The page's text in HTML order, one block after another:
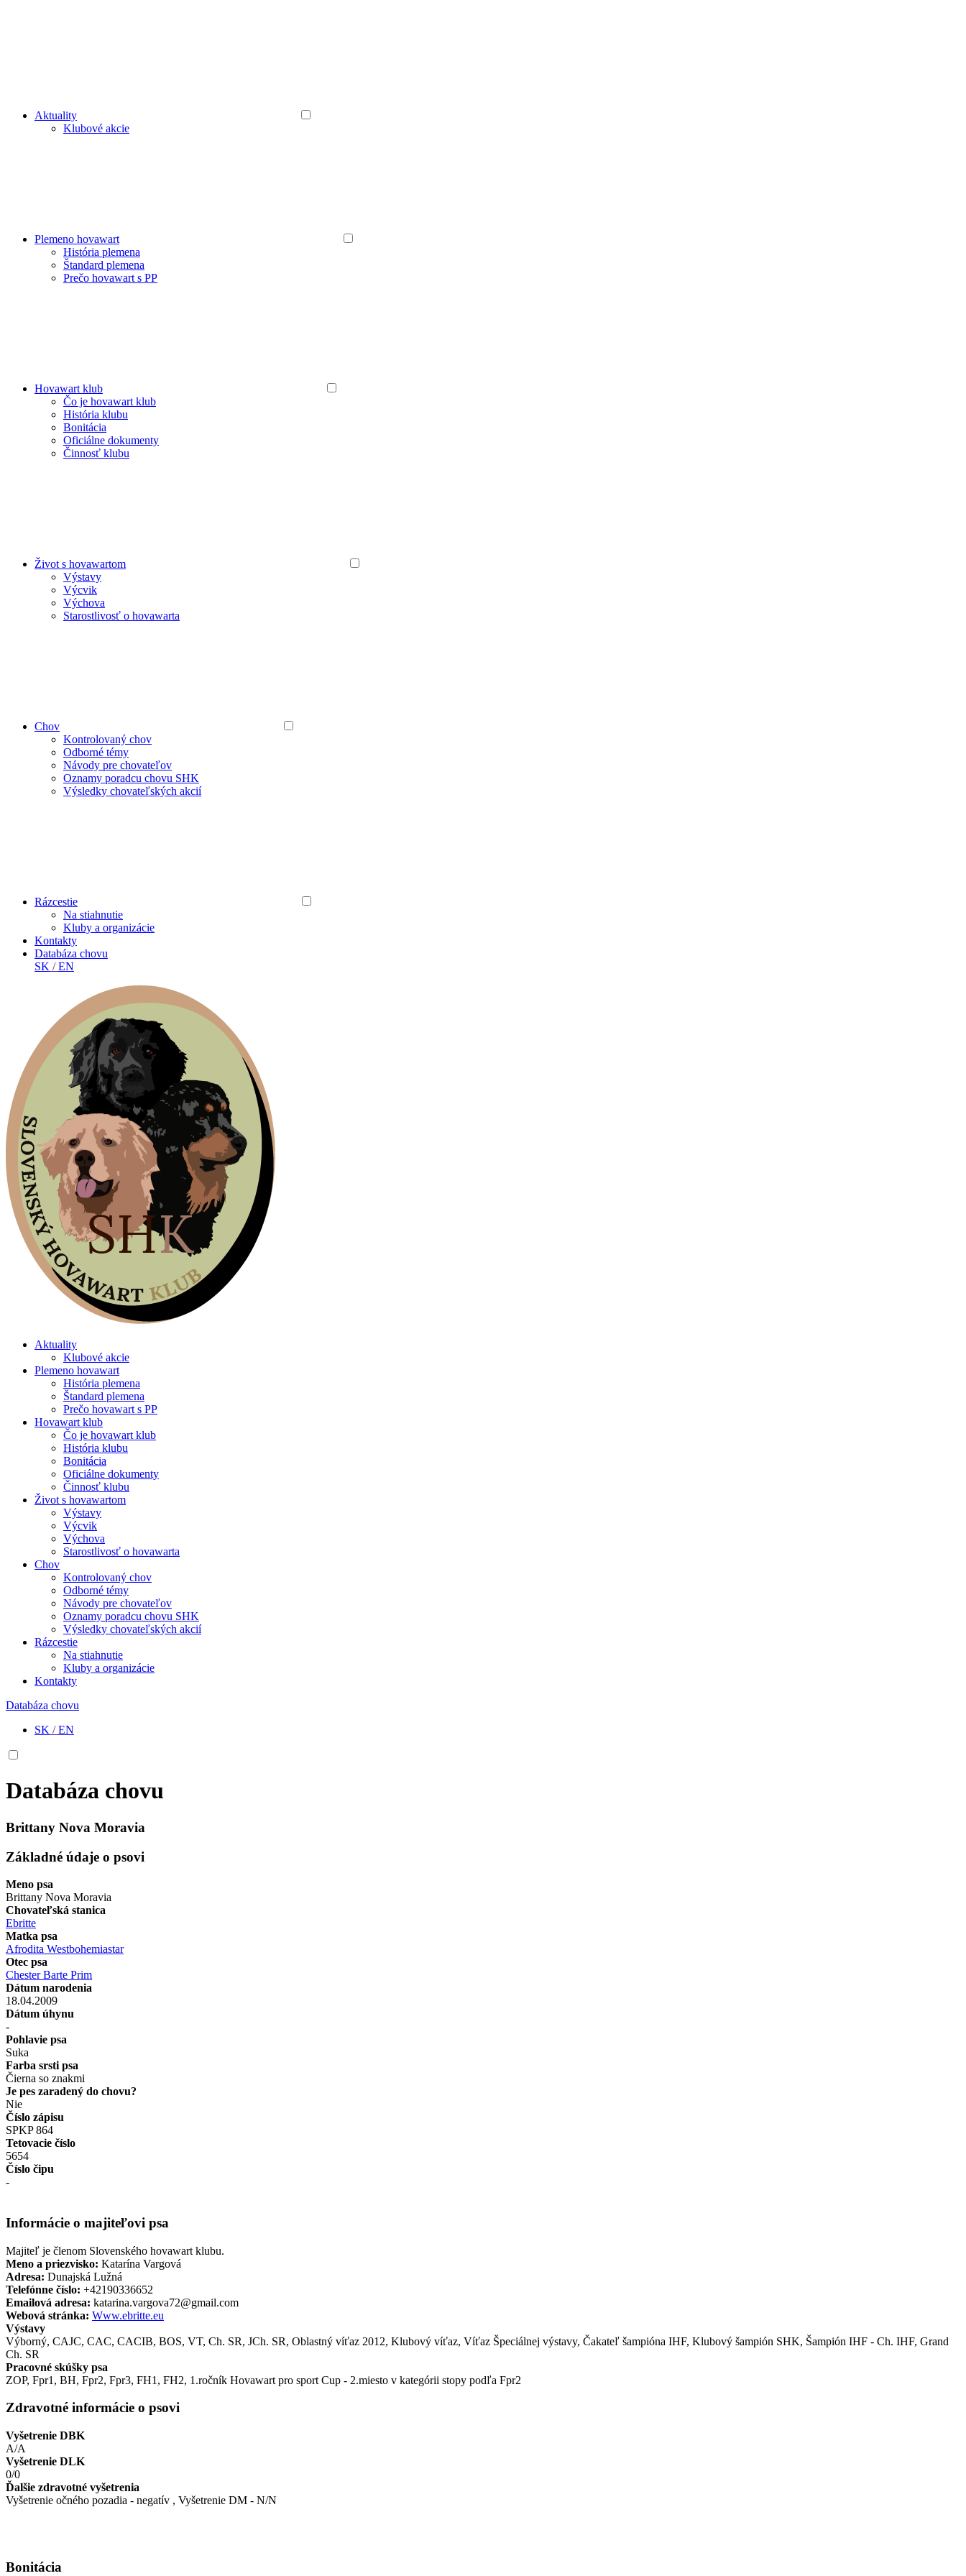
Aktuality
Klubové akcie
Plemeno hovawart
História plemena
Štandard plemena
Prečo hovawart s PP
Hovawart klub
Čo je hovawart klub
História klubu
Bonitácia
Oficiálne dokumenty
Činnosť klubu
Život s hovawartom
Výstavy
Výcvik
Výchova
Starostlivosť o hovawarta
Chov
Kontrolovaný chov
Odborné témy
Návody pre chovateľov
Oznamy poradcu chovu SHK
Výsledky chovateľských akcií
Rázcestie
Na stiahnutie
Kluby a organizácie
Kontakty
Databáza chovu
SK /EN
Aktuality
Klubové akcie
Plemeno hovawart
História plemena
Štandard plemena
Prečo hovawart s PP
Hovawart klub
Čo je hovawart klub
História klubu
Bonitácia
Oficiálne dokumenty
Činnosť klubu
Život s hovawartom
Výstavy
Výcvik
Výchova
Starostlivosť o hovawarta
Chov
Kontrolovaný chov
Odborné témy
Návody pre chovateľov
Oznamy poradcu chovu SHK
Výsledky chovateľských akcií
Rázcestie
Na stiahnutie
Kluby a organizácie
Kontakty
Databáza chovu
SK /EN
Databáza chovu
Brittany Nova Moravia
Základné údaje o psovi
Meno psa
Brittany Nova Moravia
Chovateľská stanica
Ebritte
Matka psa
Afrodita Westbohemiastar
Otec psa
Chester Barte Prim
Dátum narodenia
18.04.2009
Dátum úhynu
-
Pohlavie psa
Suka
Farba srsti psa
Čierna so znakmi
Je pes zaradený do chovu?
Nie
Číslo zápisu
SPKP 864
Tetovacie číslo
5654
Číslo čipu
-
Informácie o majiteľovi psa
Majiteľ je členom Slovenského hovawart klubu.
Meno a priezvisko: Katarína Vargová
Adresa: Dunajská Lužná
Telefónne číslo: +42190336652
Emailová adresa: katarina.vargova72@gmail.com
Webová stránka: Www.ebritte.eu
Výstavy
Výborný, CAJC, CAC, CACIB, BOS, VT , Ch. SR, JCh. SR, Oblastný víťaz 2012, Klubový víťaz, Víťaz Špeciálnej výstavy, Čakateľ šampióna IHF, Klubový šampión SHK, Šampión IHF - Ch. IHF, Grand
Ch. SR
Pracovné skúšky psa
ZOP, Fpr1, BH, Fpr2, Fpr3, FH1, FH2, 1.ročník Hovawart pro sport Cup - 2.miesto v kategórii stopy podľa Fpr2
Zdravotné informácie o psovi
Vyšetrenie DBK
A/A
Vyšetrenie DLK
0/0
Ďalšie zdravotné vyšetrenia
Vyšetrenie očného pozadia - negatív , Vyšetrenie DM - N/N
Bonitácia